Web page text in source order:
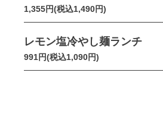
1,355円(税込1,490円)
レモン塩冷やし麺ランチ
991円(税込1,090円)